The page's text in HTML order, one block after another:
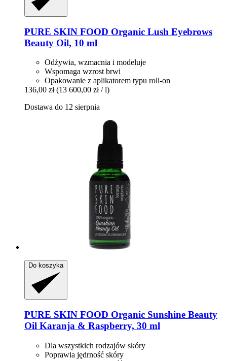
PURE SKIN FOOD Organic Lush Eyebrows
Beauty Oil, 10 ml
Odżywia, wzmacnia i modeluje
Wspomaga wzrost brwi
Opakowanie z aplikatorem typu roll-on
136,00 zł (13 600,00 zł / l)
Dostawa do 12 sierpnia
Do koszyka
PURE SKIN FOOD Organic Sunshine Beauty
Oil Karanja & Raspberry, 30 ml
Dla wszystkich rodzajów skóry
Poprawia jędrność skóry